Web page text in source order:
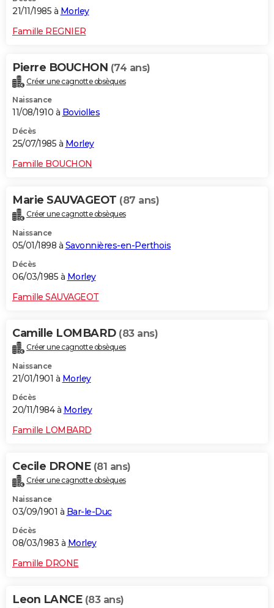
21/11/1985 à Morley
Famille REGNIER
Pierre BOUCHON (74 ans)
Créer une cagnotte obsèques
Naissance
11/08/1910 à Boviolles
Décès
25/07/1985 à Morley
Famille BOUCHON
Marie SAUVAGEOT (87 ans)
Créer une cagnotte obsèques
Naissance
05/01/1898 à Savonnières-en-Perthois
Décès
06/03/1985 à Morley
Famille SAUVAGEOT
Camille LOMBARD (83 ans)
Créer une cagnotte obsèques
Naissance
21/01/1901 à Morley
Décès
20/11/1984 à Morley
Famille LOMBARD
Cecile DRONE (81 ans)
Créer une cagnotte obsèques
Naissance
03/09/1901 à Bar-le-Duc
Décès
08/03/1983 à Morley
Famille DRONE
Leon LANCE (83 ans)